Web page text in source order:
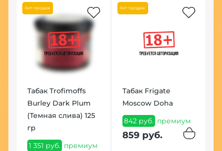
Хит продаж
Табак Trofimoffs
Burley Dark Plum
(Темная слива) 125
гр
1 351 руб. премиум
Хит продаж
Табак Frigate
Moscow Doha
842 руб. премиум
859 руб.